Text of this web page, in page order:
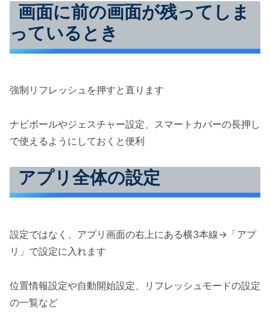
画面に前の画面が残ってしま
っているとき
強制リフレッシュを押すと直ります
ナビボールやジェスチャー設定、スマートカバーの長押し
で使えるようにしておくと便利
アプリ全体の設定
設定ではなく、アプリ画面の右上にある横3本線→「アプ
リ」で設定に入れます
位置情報設定や自動開始設定、リフレッシュモードの設定
の一覧など